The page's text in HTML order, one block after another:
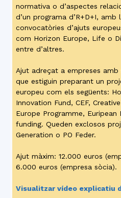
normativa o d’aspectes
d’un programa d’R+D+I,
convocatòries d’ajuts
com Horizon Europe, Life o
entre d’altres.
Ajut adreçat a empreses
que estiguin preparant un
europeu com els següents:
Innovation Fund, CEF,
Europe Programme, Euripean
funding. Queden exclosos
Generation o PO Feder.
Ajut màxim: 12.000 euros
6.000 euros (empresa sòcia).
Visualitzar vídeo explicatiu